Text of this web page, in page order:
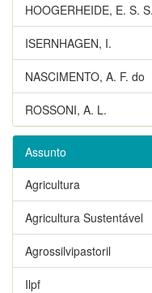
HOOGERHEIDE, E. S. S.
ISERNHAGEN, I.
NASCIMENTO, A. F. do
ROSSONI, A. L.
Assunto
Agricultura
Agricultura Sustentável
Agrossilvipastoril
Ilpf